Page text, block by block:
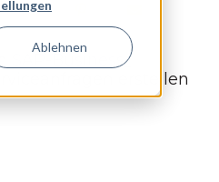
Ablehnen
SAP-Business-
erstellen